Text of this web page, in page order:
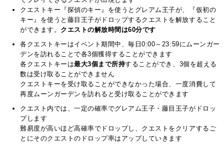
クエストキー『探偵のキー』を使うとグレアム王子が、『仮初の
キー』を使うと藤目王子がドロップするクエストを解放すること
ができます。 クエストの解放時間は60分です
各クエストキーはイベント期間中、毎日0:00～23:59にムーンガー
デンを訪れることで各3個獲得することができます
各クエストキーは最大3個まで所持することができ、3個を超える
数は受け取ることができません
クエストキーを受け取ることができなかった場合、一度消費して
再度ムーンガーデンを訪れると受け取ることができます
クエスト内では、一定の確率でグレアム王子・藤目王子がドロッ
プします
難易度が高いほど高確率でドロップし、クエストをクリアするご
とにそのクエストのドロップ率はアップしていきます